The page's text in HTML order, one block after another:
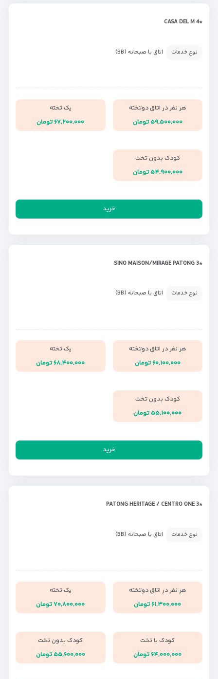
*CASA DEL M 4
نوع خدمات اتاق با صبحانه (BB)
هر نفر در اتاق دوتخته
۵۹,۵۰۰,۰۰۰ تومان
یک تخته
۶۷,۲۰۰,۰۰۰ تومان
کودک بدون تخت
۵۴,۹۰۰,۰۰۰ تومان
خرید
*SINO MAISON/MIRAGE PATONG 3
نوع خدمات اتاق با صبحانه (BB)
هر نفر در اتاق دوتخته
۶۰,۱۰۰,۰۰۰ تومان
یک تخته
۶۸,۴۰۰,۰۰۰ تومان
کودک بدون تخت
۵۵,۱۰۰,۰۰۰ تومان
خرید
*PATONG HERITAGE / CENTRO ONE 3
نوع خدمات اتاق با صبحانه (BB)
هر نفر در اتاق دوتخته
۶۱,۳۰۰,۰۰۰ تومان
یک تخته
۷۰,۸۰۰,۰۰۰ تومان
کودک با تخت
۶۴,۰۰۰,۰۰۰ تومان
کودک بدون تخت
۵۵,۶۰۰,۰۰۰ تومان